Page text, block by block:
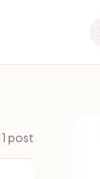
1 post